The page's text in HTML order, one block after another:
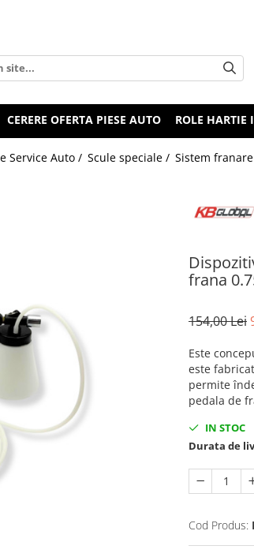
CERERE OFERTA PIESE AUTO ROLE HARTIE
Service Auto / Scule speciale / Sistem
frana
154,00 Lei
Este
este
permite
pedala de
IN STOC
Durata de
Cod Produs: